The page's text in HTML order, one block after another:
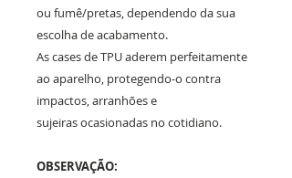
ou fumê/pretas, dependendo da sua
escolha de acabamento.
As cases de TPU aderem perfeitamente
ao aparelho, protegendo-o contra
impactos, arranhões e
sujeiras ocasionadas no cotidiano.
OBSERVAÇÃO: